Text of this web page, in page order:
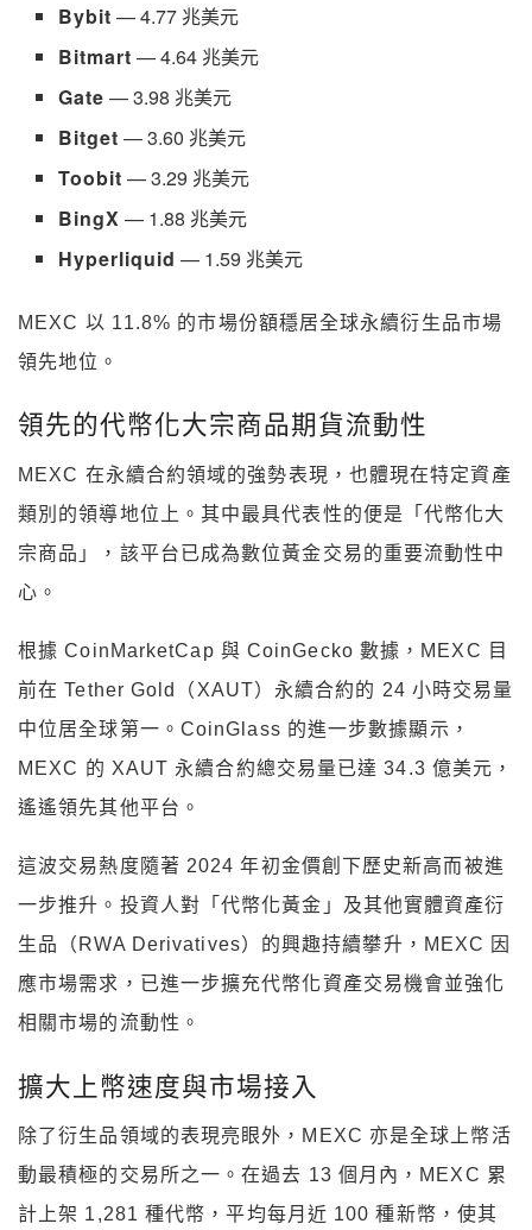
Bybit — 4.77 兆美元
Bitmart — 4.64 兆美元
Gate — 3.98 兆美元
Bitget — 3.60 兆美元
Toobit — 3.29 兆美元
BingX — 1.88 兆美元
Hyperliquid — 1.59 兆美元
MEXC 以 11.8% 的市場份額穩居全球永續衍生品市場
領先地位。
領先的代幣化大宗商品期貨流動性
MEXC 在永續合約領域的強勢表現，也體現在特定資產
類別的領導地位上。其中最具代表性的便是「代幣化大
宗商品」，該平台已成為數位黃金交易的重要流動性中
心。
根據 CoinMarketCap 與 CoinGecko 數據，MEXC 目
前在 Tether Gold（XAUT）永續合約的 24 小時交易量
中位居全球第一。CoinGlass 的進一步數據顯示，
MEXC 的 XAUT 永續合約總交易量已達 34.3 億美元，
遙遙領先其他平台。
這波交易熱度隨著 2024 年初金價創下歷史新高而被進
一步推升。投資人對「代幣化黃金」及其他實體資產衍
生品（RWA Derivatives）的興趣持續攀升，MEXC 因
應市場需求，已進一步擴充代幣化資產交易機會並強化
相關市場的流動性。
擴大上幣速度與市場接入
除了衍生品領域的表現亮眼外，MEXC 亦是全球上幣活
動最積極的交易所之一。在過去 13 個月內，MEXC 累
計上架 1,281 種代幣，平均每月近 100 種新幣，使其